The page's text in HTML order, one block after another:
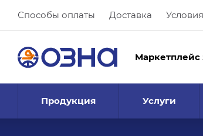
Способы оплаты Доставка
Маркетплейс
Продукция Услуги